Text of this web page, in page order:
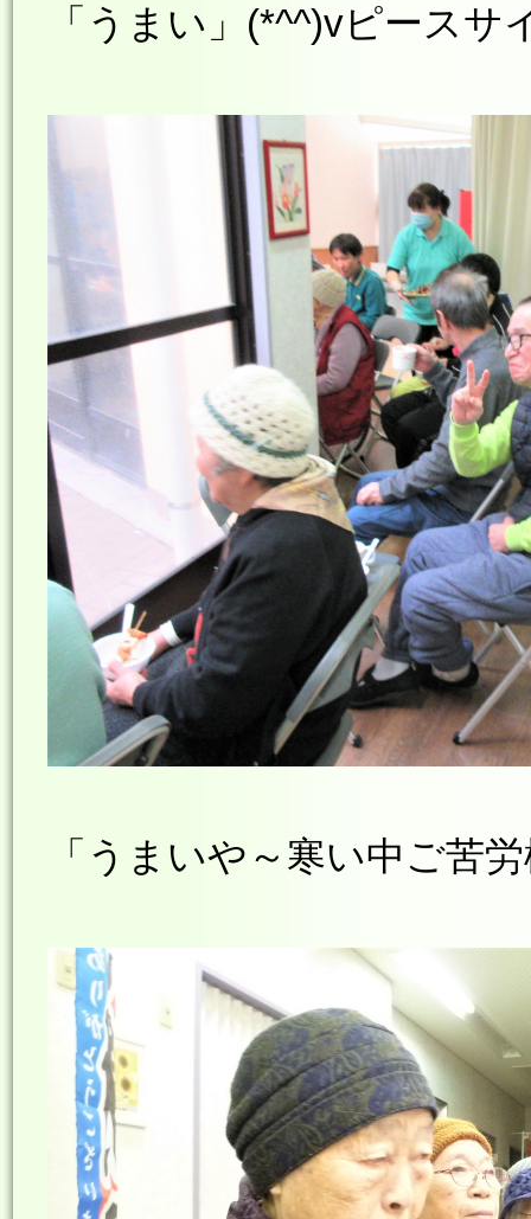
「うまい」(*^^)vピースサ
「うまいや～寒い中ご苦